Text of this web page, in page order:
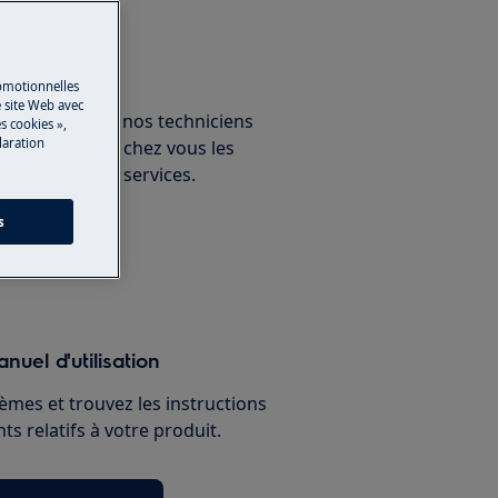
expert
avec un de nos techniciens
découvrez chez vous les
de nos services.
d'utilisation
et trouvez les instructions
relatifs à votre produit.
Web avec
cookies »,